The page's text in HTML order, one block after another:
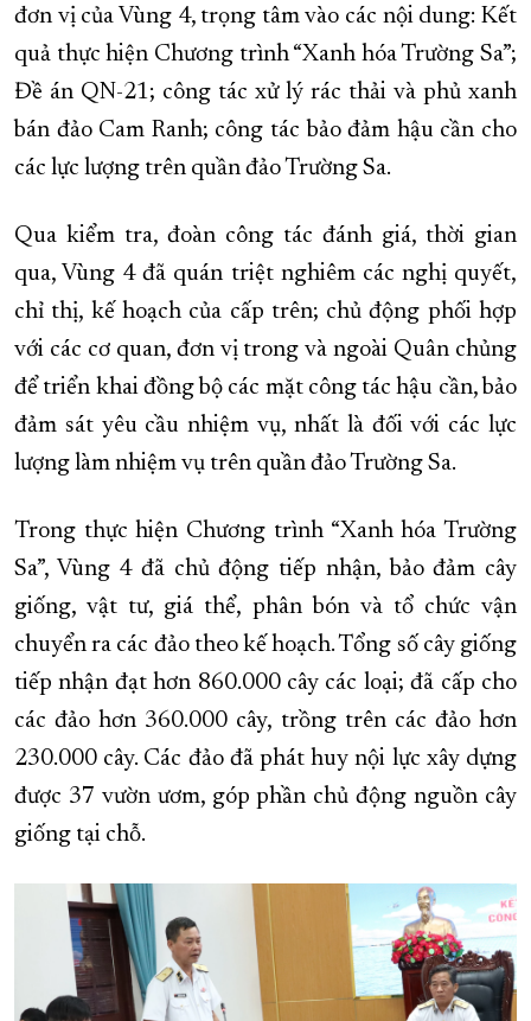
đơn vị của Vùng 4, trọng tâm vào các nội dung: Kết
quả thực hiện Chương trình “Xanh hóa Trường Sa”;
Đề án QN-21; công tác xử lý rác thải và phủ xanh
bán đảo Cam Ranh; công tác bảo đảm hậu cần cho
các lực lượng trên quần đảo Trường Sa.
Qua kiểm tra, đoàn công tác đánh giá, thời gian
qua, Vùng 4 đã quán triệt nghiêm các nghị quyết,
chỉ thị, kế hoạch của cấp trên; chủ động phối hợp
với các cơ quan, đơn vị trong và ngoài Quân chủng
để triển khai đồng bộ các mặt công tác hậu cần, bảo
đảm sát yêu cầu nhiệm vụ, nhất là đối với các lực
lượng làm nhiệm vụ trên quần đảo Trường Sa.
Trong thực hiện Chương trình “Xanh hóa Trường
Sa”, Vùng 4 đã chủ động tiếp nhận, bảo đảm cây
giống, vật tư, giá thể, phân bón và tổ chức vận
chuyển ra các đảo theo kế hoạch. Tổng số cây giống
tiếp nhận đạt hơn 860.000 cây các loại; đã cấp cho
các đảo hơn 360.000 cây, trồng trên các đảo hơn
230.000 cây. Các đảo đã phát huy nội lực xây dựng
được 37 vườn ươm, góp phần chủ động nguồn cây
giống tại chỗ.